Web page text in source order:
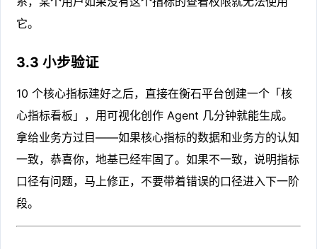
它。
3.3 小步验证
10 个核心指标建好之后，直接在衡石平台创建一个「核
心指标看板」，用可视化创作 Agent 几分钟就能生成。
拿给业务方过目——如果核心指标的数据和业务方的认知
一致，恭喜你，地基已经牢固了。如果不一致，说明指标
口径有问题，马上修正，不要带着错误的口径进入下一阶
段。